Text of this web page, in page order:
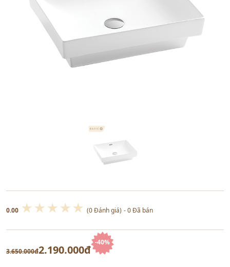
0.00 ★★★★★ (0 Đánh giá) - 0 Đã bán
3.650.000đ2.190.000đ
-40%